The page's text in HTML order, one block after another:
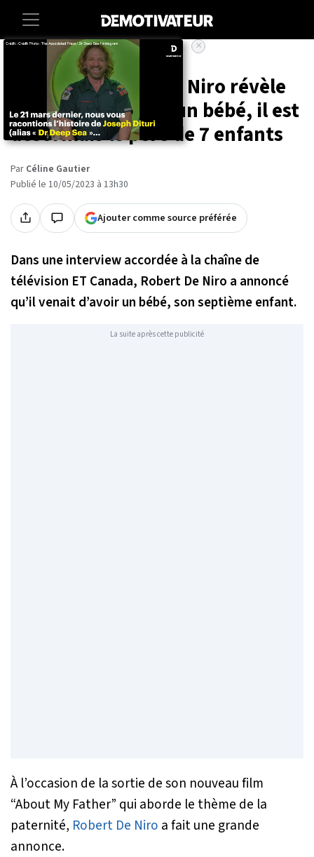
Entertainment
À 79 ans, Robert De Niro révèle
qu'il vient d'avoir un bébé, il est
désormais le père de 7 enfants
Par Céline Gautier
Publié le 10/05/2023 à 13h30
Ajouter comme source préférée
Dans une interview accordée à la chaîne de
télévision ET Canada, Robert De Niro a annoncé
qu’il venait d’avoir un bébé, son septième enfant.
La suite après cette publicité
À l’occasion de la sortie de son nouveau film
“About My Father” qui aborde le thème de la
paternité, Robert De Niro a fait une grande
annonce.
×